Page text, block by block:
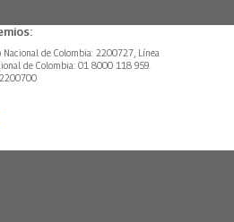
de Colombia: 2200727, Línea
de Colombia: 01 8000 118 959.